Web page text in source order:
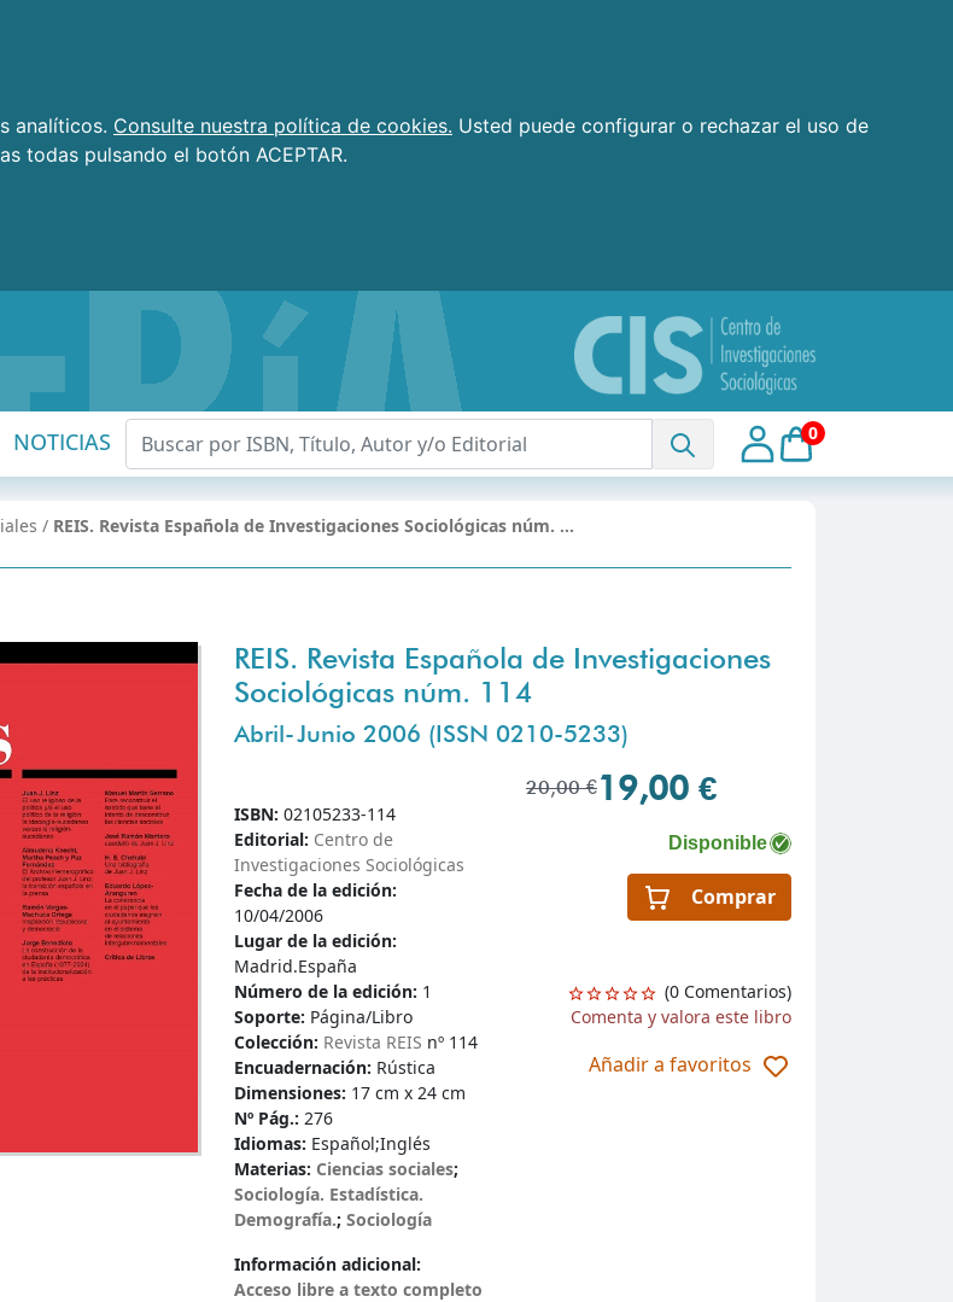
analíticos. Consulte nuestra política de cookies. Usted puede configurar o rechazar el uso de
todas pulsando el botón ACEPTAR.
NOTICIAS 0
/ REIS. Revista Española de Investigaciones Sociológicas núm. …
REIS. Revista Española de Investigaciones
Sociológicas núm. 114
Abril-Junio 2006 (ISSN 0210-5233)
20,00 €19,00 €
Disponible
Comprar
(0 Comentarios)
Comenta y valora este libro
Añadir a favoritos
ISBN: 02105233-114
Editorial: Centro de
Investigaciones Sociológicas
Fecha de la edición:
10/04/2006
Lugar de la edición:
Madrid.España
Número de la edición: 1
Soporte: Página/Libro
Colección: Revista REIS nº 114
Encuadernación: Rústica
Dimensiones: 17 cm x 24 cm
Nº Pág.: 276
Idiomas: Español;Inglés
Materias: Ciencias sociales;
Sociología. Estadística.
Demografía.; Sociología
Información adicional:
Acceso libre a texto completo